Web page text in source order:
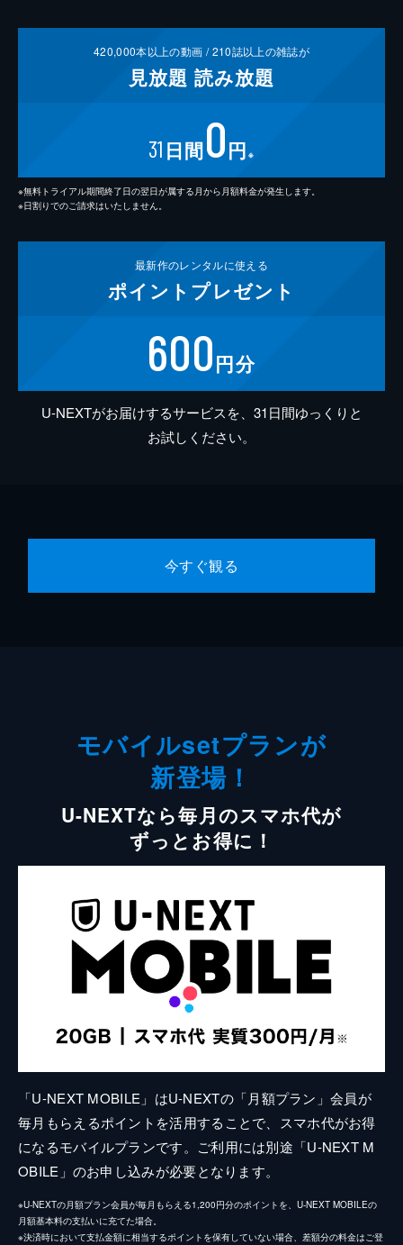
420,000本以上の動画 /210誌以上の雑誌が
見放題 読み放題
31 日間0円 ※
※無料トライアル期間終了日の翌日が属する月から月額料金が発生します。
※日割りでのご請求はいたしません。
最新作のレンタルに使える
ポイント プレゼント
600円分
U-NEXTがお届けするサービスを、31日間ゆっくりと
お試しください。
今すぐ観る
モバイルsetプランが
新登場！
U-NEXTなら毎月のスマホ代が
ずっとお得に！
「U-NEXT MOBILE」はU-NEXTの「月額プラン」会員が
毎月もらえるポイントを活用することで、スマホ代がお得
になるモバイルプランです。ご利用には別途「U-NEXT M
OBILE」のお申し込みが必要となります。
※U-NEXTの月額プラン会員が毎月もらえる1,200円分のポイントを、U-NEXT MOBILEの
月額基本料の支払いに充てた場合。
※決済時において支払金額に相当するポイントを保有していない場合、差額分の料金はご登